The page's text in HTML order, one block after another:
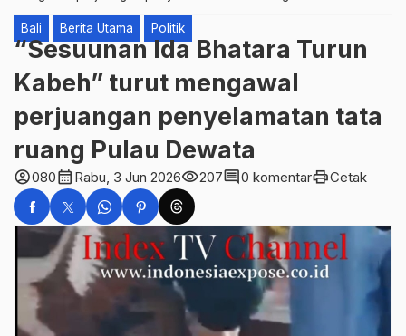
Bali Berita Utama Politik
“Sesuunan Ida Bhatara Turun
Kabeh” turut mengawal
perjuangan penyelamatan tata
ruang Pulau Dewata
account_circle080calendar_month Rabu, 3 Jun 2026visibility207comment0 komentarprintCetak